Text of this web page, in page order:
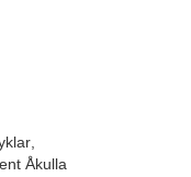
Åkulla